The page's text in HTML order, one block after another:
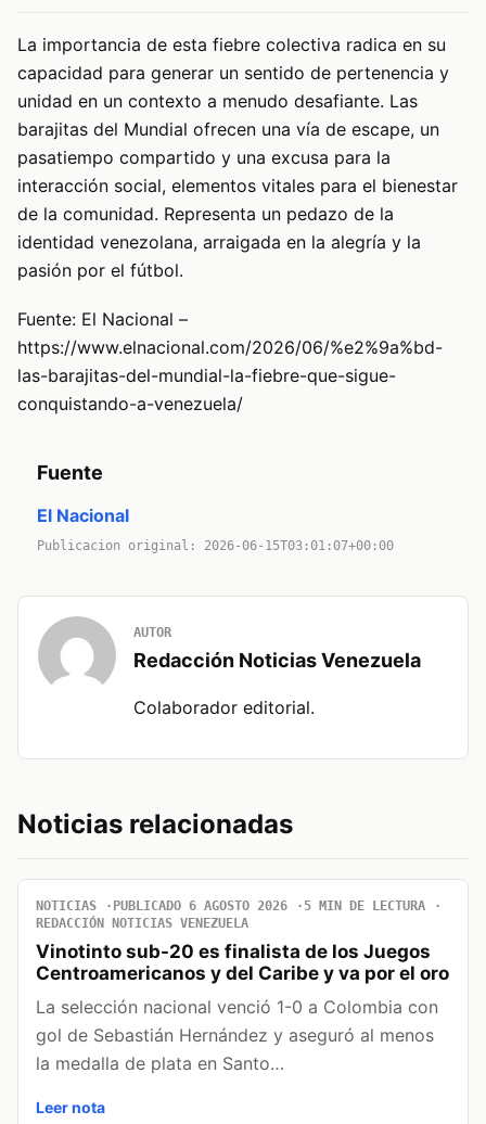
La importancia de esta fiebre colectiva radica en su
capacidad para generar un sentido de pertenencia y
unidad en un contexto a menudo desafiante. Las
barajitas del Mundial ofrecen una vía de escape, un
pasatiempo compartido y una excusa para la
interacción social, elementos vitales para el bienestar
de la comunidad. Representa un pedazo de la
identidad venezolana, arraigada en la alegría y la
pasión por el fútbol.
Fuente: El Nacional –
https://www.elnacional.com/2026/06/%e2%9a%bd-
las-barajitas-del-mundial-la-fiebre-que-sigue-
conquistando-a-venezuela/
Fuente
El Nacional
Publicacion original: 2026-06-15T03:01:07+00:00
AUTOR
Redacción Noticias Venezuela
Colaborador editorial.
Noticias relacionadas
NOTICIAS PUBLICADO 6 AGOSTO 2026
5 MIN DE LECTURA
REDACCIÓN NOTICIAS VENEZUELA
Vinotinto sub-20 es finalista de los Juegos
Centroamericanos y del Caribe y va por el oro
La selección nacional venció 1-0 a Colombia con
gol de Sebastián Hernández y aseguró al menos
la medalla de plata en Santo…
Leer nota